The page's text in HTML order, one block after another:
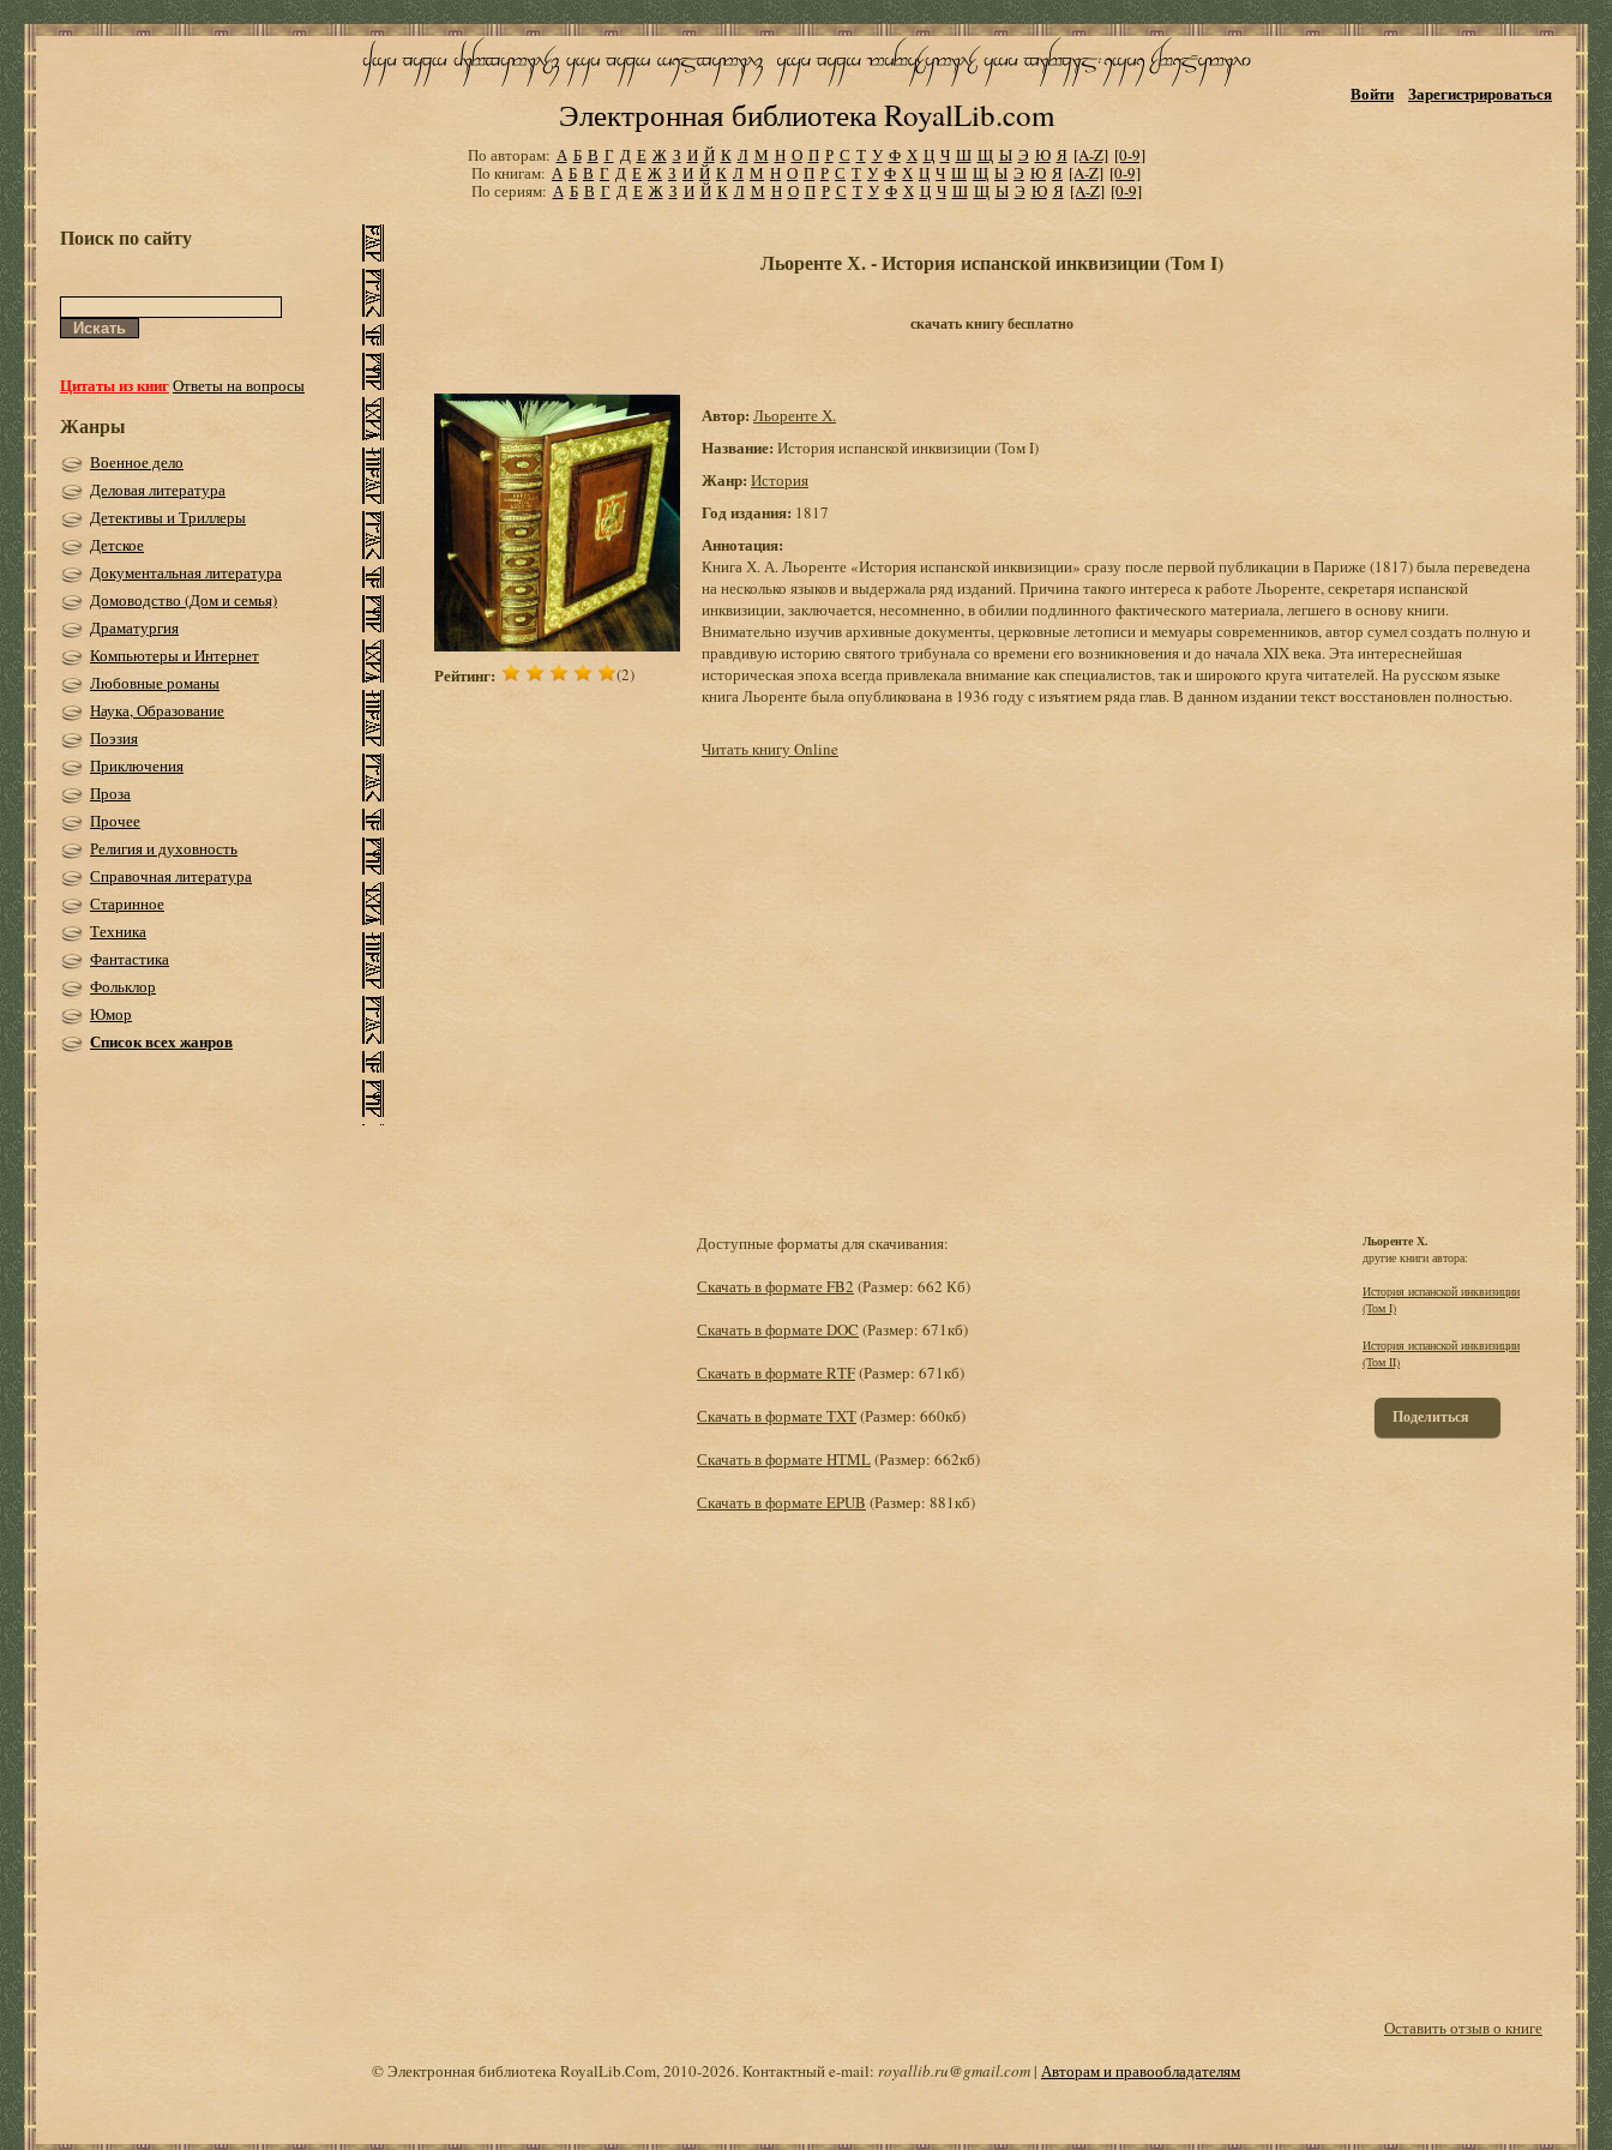
Электронная библиотека RoyalLib.com
Войти Зарегистрироваться
По авторам: А Б В Г Д Е Ж З И Й К Л М Н О П Р С Т У Ф Х Ц Ч Ш Щ Ы Э Ю Я [A-Z] [0-9]
По книгам: А Б В Г Д Е Ж З И Й К Л М Н О П Р С Т У Ф Х Ц Ч Ш Щ Ы Э Ю Я [A-Z] [0-9]
По сериям: А Б В Г Д Е Ж З И Й К Л М Н О П Р С Т У Ф Х Ц Ч Ш Щ Ы Э Ю Я [A-Z] [0-9]
Поиск по сайту
Цитаты из книгОтветы на вопросы
Жанры
Военное дело
Деловая литература
Детективы и Триллеры
Детское
Документальная литература
Домоводство (Дом и семья)
Драматургия
Компьютеры и Интернет
Любовные романы
Наука, Образование
Поэзия
Приключения
Проза
Прочее
Религия и духовность
Справочная литература
Старинное
Техника
Фантастика
Фольклор
Юмор
Список всех жанров
Льоренте Х. - История испанской инквизиции (Том I)
скачать книгу бесплатно
Рейтинг: (2)
Автор: Льоренте Х.
Название: История испанской инквизиции (Том I)
Жанр: История
Год издания: 1817
Аннотация:
Книга Х. А. Льоренте «История испанской инквизиции» сразу после первой публикации в Париже (1817) была переведена
на несколько языков и выдержала ряд изданий. Причина такого интереса к работе Льоренте, секретаря испанской
инквизиции, заключается, несомненно, в обилии подлинного фактического материала, легшего в основу книги.
Внимательно изучив архивные документы, церковные летописи и мемуары современников, автор сумел создать полную и
правдивую историю святого трибунала со времени его возникновения и до начала XIX века. Эта интереснейшая
историческая эпоха всегда привлекала внимание как специалистов, так и широкого круга читателей. На русском языке
книга Льоренте была опубликована в 1936 году с изъятием ряда глав. В данном издании текст восстановлен полностью.
Читать книгу Online
Доступные форматы для скачивания:
Скачать в формате FB2 (Размер: 662 Кб)
Скачать в формате DOC (Размер: 671кб)
Скачать в формате RTF(Размер: 671кб)
Скачать в формате TXT(Размер: 660кб)
Скачать в формате HTML(Размер: 662кб)
Скачать в формате EPUB (Размер: 881кб)
Льоренте Х.
другие книги автора:
История испанской инквизиции
(Том I)
История испанской инквизиции
(Том II)
Поделиться
Оставить отзыв о книге
© Электронная библиотека RoyalLib.Com, 2010-2026. Контактный e-mail: royallib.ru@gmail.com| Авторам и правообладателям